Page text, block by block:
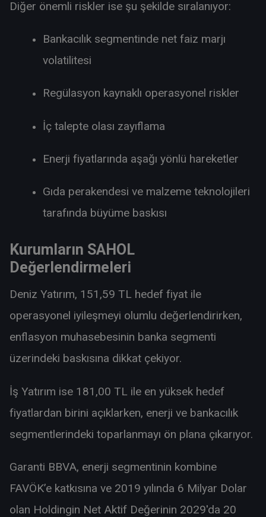
Diğer önemli riskler ise şu şekilde sıralanıyor:
Bankacılık segmentinde net faiz marjı
volatilitesi
Regülasyon kaynaklı operasyonel riskler
İç talepte olası zayıflama
Enerji fiyatlarında aşağı yönlü hareketler
Gıda perakendesi ve malzeme teknolojileri
tarafında büyüme baskısı
Kurumların SAHOL
Değerlendirmeleri
Deniz Yatırım, 151,59 TL hedef fiyat ile
operasyonel iyileşmeyi olumlu değerlendirirken,
enflasyon muhasebesinin banka segmenti
üzerindeki baskısına dikkat çekiyor.
İş Yatırım ise 181,00 TL ile en yüksek hedef
fiyatlardan birini açıklarken, enerji ve bankacılık
segmentlerindeki toparlanmayı ön plana çıkarıyor.
Garanti BBVA, enerji segmentinin kombine
FAVÖK’e katkısına ve 2019 yılında 6 Milyar Dolar
olan Holdingin Net Aktif Değerinin 2029'da 20